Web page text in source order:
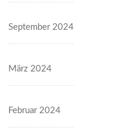
Liebe Gäste, am
zu einer ganz besonderen
September 2024
März 2024
Februar 2024